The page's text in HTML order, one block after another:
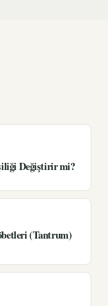
Değiştirir mi?
(Tantrum)